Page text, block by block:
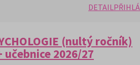
DETAIL
(nultý ročník)
2026/27